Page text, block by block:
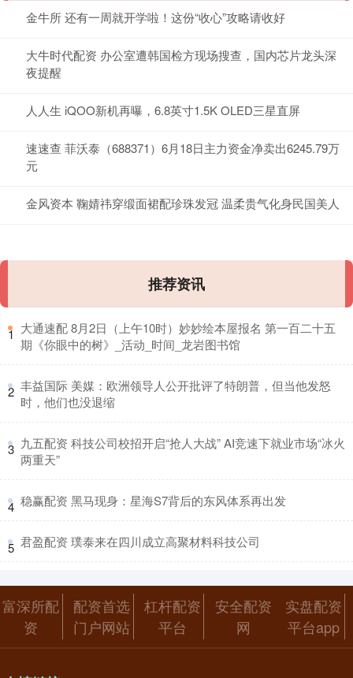
金牛所 还有一周就开学啦！这份“收心”攻略请收好
大牛时代配资 办公室遭韩国检方现场搜查，国内芯片龙头深
夜提醒
人人生 iQOO新机再曝，6.8英寸1.5K OLED三星直屏
速速查 菲沃泰（688371）6月18日主力资金净卖出6245.79万
元
金风资本 鞠婧祎穿缎面裙配珍珠发冠 温柔贵气化身民国美人
推荐资讯
1 ​大通速配 8月2日（上午10时）妙妙绘本屋报名 第一百二十五
期《你眼中的树》_活动_时间_龙岩图书馆
2 ​丰益国际 美媒：欧洲领导人公开批评了特朗普，但当他发怒
时，他们也没退缩
3 ​九五配资 科技公司校招开启“抢人大战” AI竞速下就业市场“冰火
两重天”
4 ​稳赢配资 黑马现身：星海S7背后的东风体系再出发
5 ​君盈配资 璞泰来在四川成立高聚材料科技公司
富深所配
资
配资首选
门户网站
杠杆配资
平台
安全配资
网
实盘配资
平台app